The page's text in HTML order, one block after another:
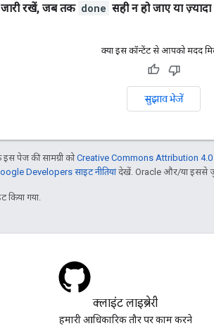
रखें, जब तक done सही न हो जाए या
क्या इस कॉन्टेंट से आपको मदद
सुझाव भेजें
पेज की सामग्री कोCreative Commons Attribution
Developers साइट नीतियांदेखें. Oracle और/या इससे
किया गया.
क्लाइंट लाइब्रेरी
हमारी आधिकारिक तौर पर काम करने